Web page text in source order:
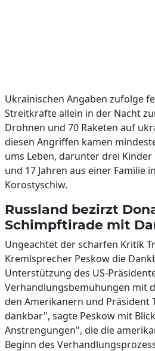
Ukrainischen Angaben zufolge
Streitkräfte allein in der Nacht
Drohnen und 70 Raketen auf
diesen Angriffen kamen
ums Leben, darunter drei
und 17 Jahren aus einer Familie
Korostyschiw.
Russland bezirzt
Schimpftirade mit
Ungeachtet der scharfen Kritik
Kremlsprecher Peskow die
Unterstützung des US-
Verhandlungsbemühungen mit
den Amerikanern und Präsident
dankbar", sagte Peskow mit
Anstrengungen", die die
Beginn des